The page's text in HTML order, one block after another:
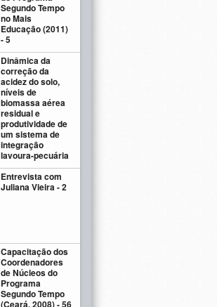
Segundo Tempo
no Mais
Educação (2011)
- 5
Dinâmica da
correção da
acidez do solo,
níveis de
biomassa aérea
residual e
produtividade de
um sistema de
integração
lavoura-pecuária
Entrevista com
Juliana Vieira - 2
Capacitação dos
Coordenadores
de Núcleos do
Programa
Segundo Tempo
(Ceará, 2008) - 56